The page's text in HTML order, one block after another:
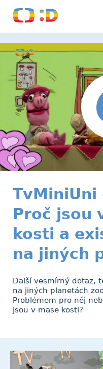
Proč jsou
kosti a
na jiných
Další vesmírný dotaz,
na jiných planetách
Problémem pro něj
jsou v mase kosti?